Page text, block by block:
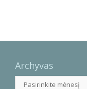
Archyvas
Archyvas